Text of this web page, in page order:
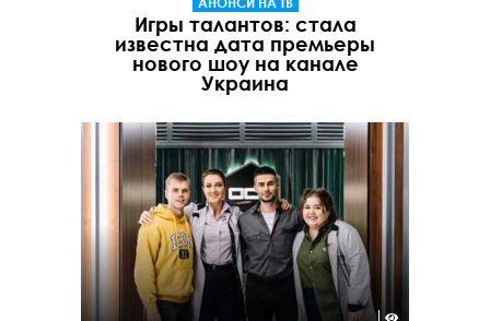
Игры талантов: стала
известна дата премьеры
нового шоу на канале
Украина